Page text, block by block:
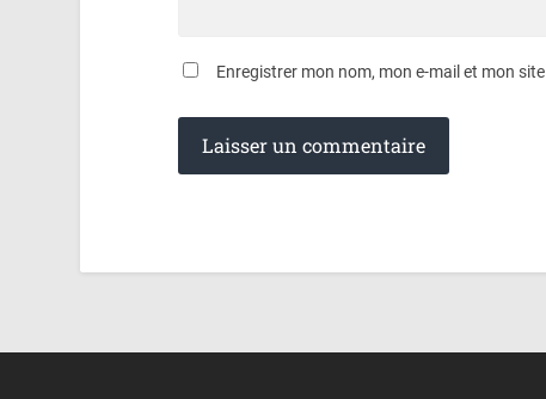
Enregistrer mon nom, mon e-mail et mon